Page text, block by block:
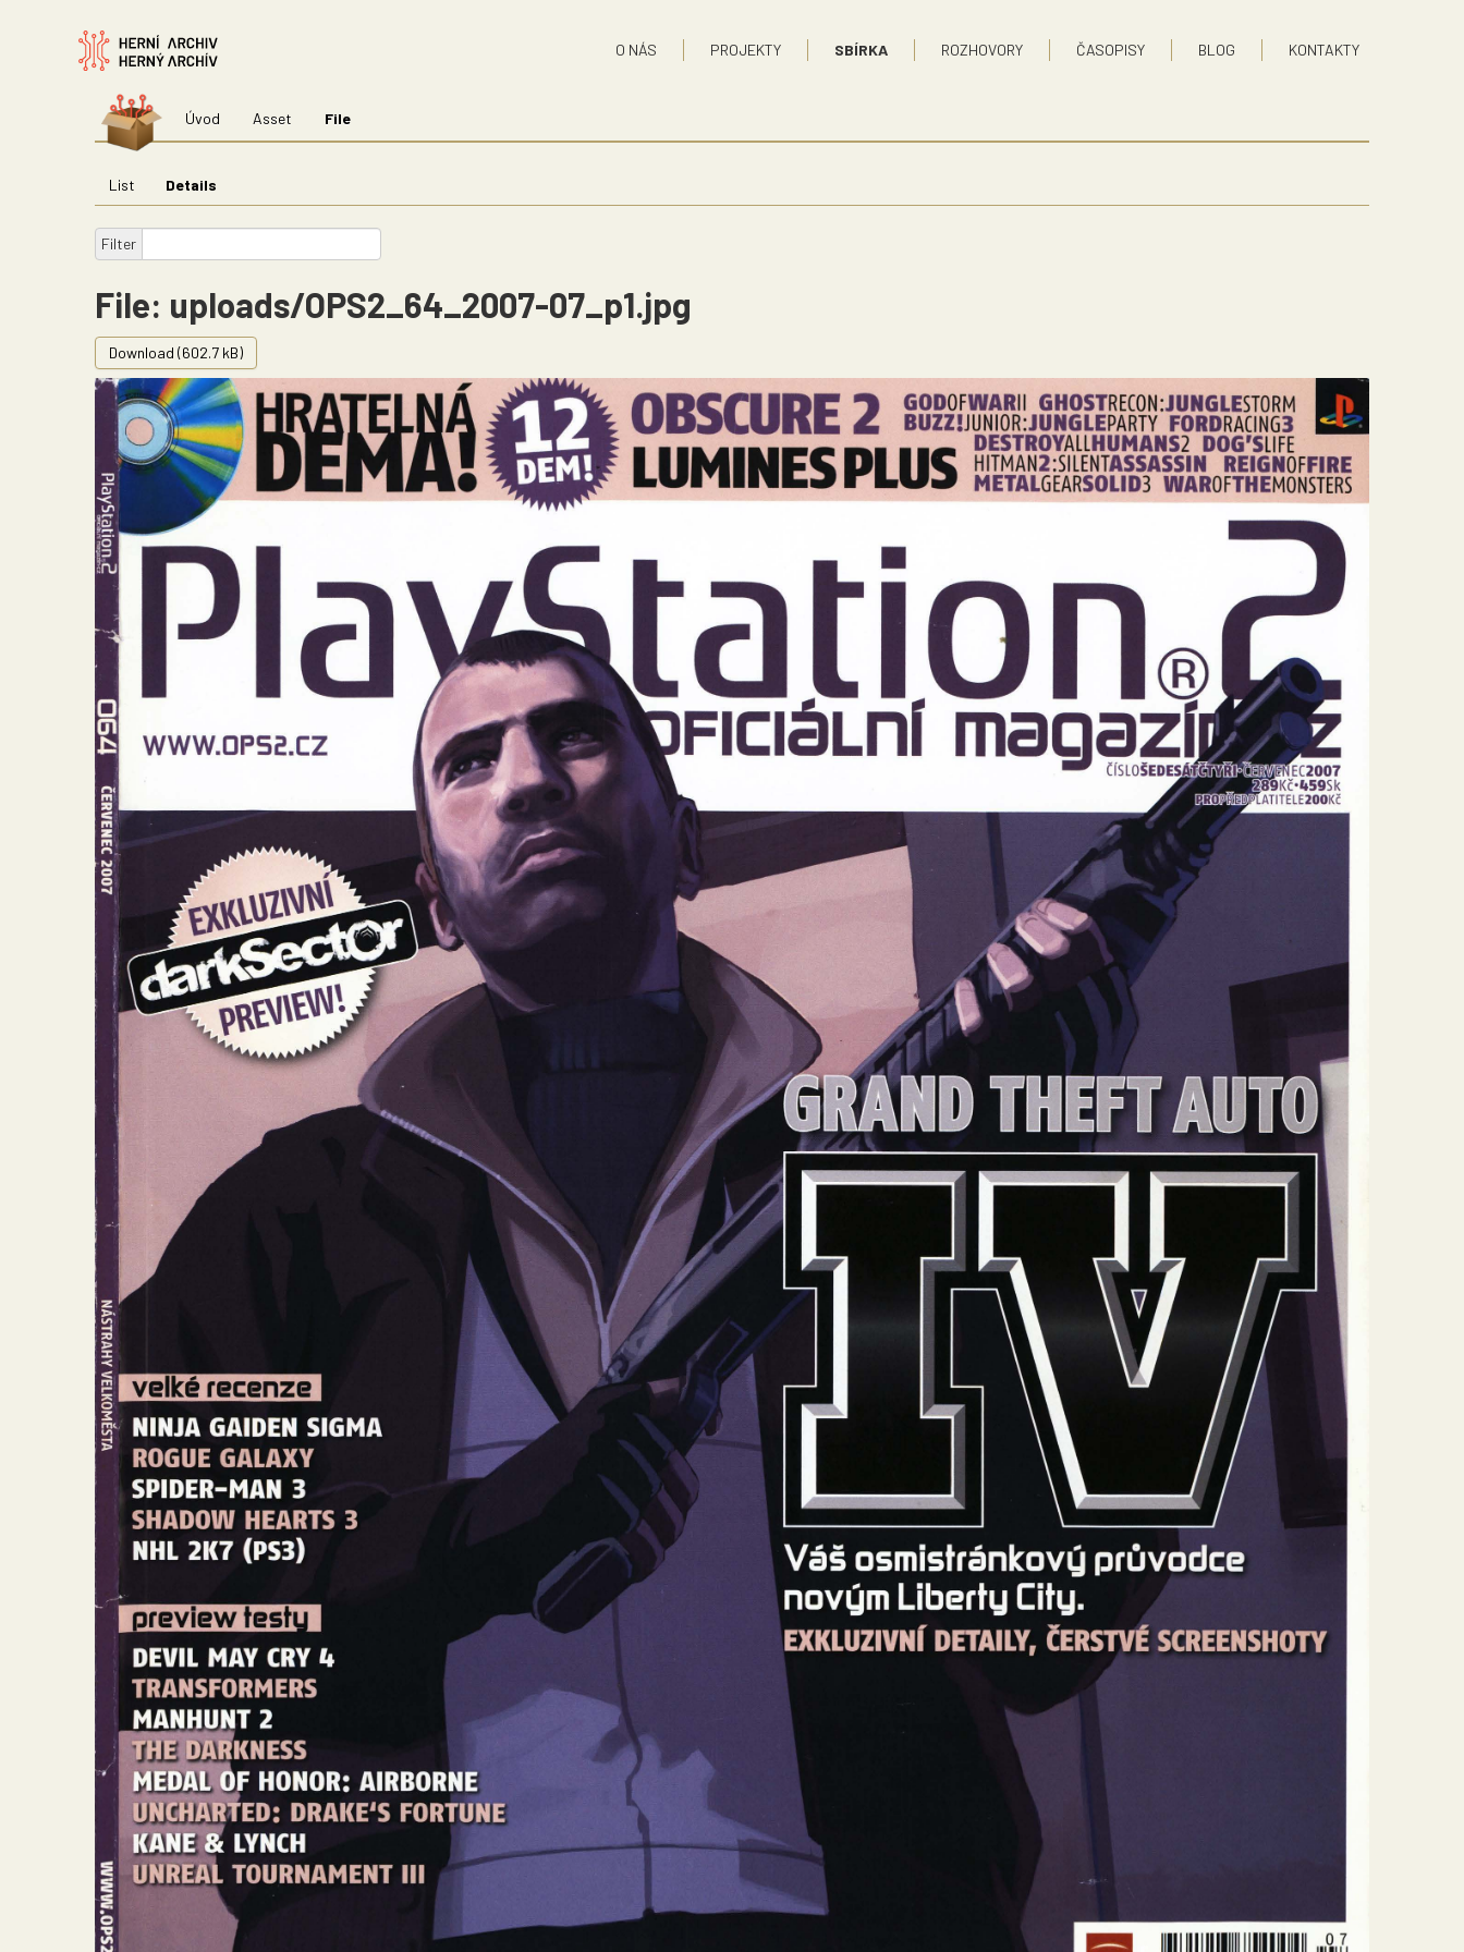
O NÁS PROJEKTY SBÍRKA ROZHOVORY ČASOPISY BLOG KONTAKTY
Úvod Asset File
List Details
Filter
File: uploads/OPS2_64_2007-07_p1.jpg
Download (602.7 kB)